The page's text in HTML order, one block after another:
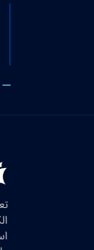
— RADWA ALI